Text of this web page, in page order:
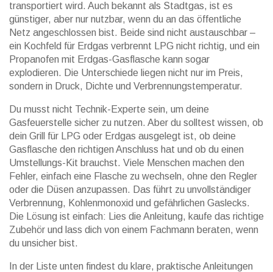
transportiert wird. Auch bekannt als Stadtgas, ist es
günstiger, aber nur nutzbar, wenn du an das öffentliche
Netz angeschlossen bist. Beide sind nicht austauschbar –
ein Kochfeld für Erdgas verbrennt LPG nicht richtig, und ein
Propanofen mit Erdgas-Gasflasche kann sogar
explodieren. Die Unterschiede liegen nicht nur im Preis,
sondern in Druck, Dichte und Verbrennungstemperatur.
Du musst nicht Technik-Experte sein, um deine
Gasfeuerstelle sicher zu nutzen. Aber du solltest wissen, ob
dein Grill für LPG oder Erdgas ausgelegt ist, ob deine
Gasflasche den richtigen Anschluss hat und ob du einen
Umstellungs-Kit brauchst. Viele Menschen machen den
Fehler, einfach eine Flasche zu wechseln, ohne den Regler
oder die Düsen anzupassen. Das führt zu unvollständiger
Verbrennung, Kohlenmonoxid und gefährlichen Gaslecks.
Die Lösung ist einfach: Lies die Anleitung, kaufe das richtige
Zubehör und lass dich von einem Fachmann beraten, wenn
du unsicher bist.
In der Liste unten findest du klare, praktische Anleitungen